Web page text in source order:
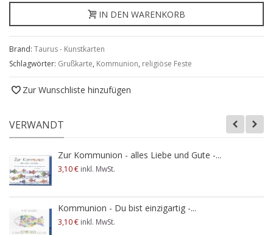
IN DEN WARENKORB
Brand: Taurus - Kunstkarten
Schlagwörter: Grußkarte, Kommunion, religiöse Feste
Zur Wunschliste hinzufügen
VERWANDT
Zur Kommunion - alles Liebe und Gute -...
3,10 € inkl. MwSt.
Kommunion - Du bist einzigartig -...
3,10 € inkl. MwSt.